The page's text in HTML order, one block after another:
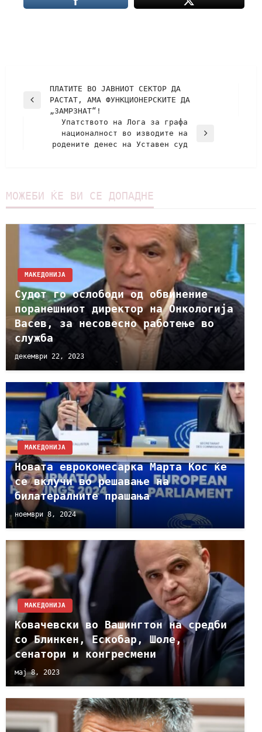
ПЛАТИТЕ ВО ЈАВНИОТ СЕКТОР ДА
РАСТАТ, АМА ФУНКЦИОНЕРСКИТЕ ДА
„ЗАМРЗНАТ“!
Упатството на Лога за графа
националност во изводите на
родените денес на Уставен суд
МОЖЕБИ ЌЕ ВИ СЕ ДОПАДНЕ
МАКЕДОНИЈА
Судот го ослободи од обвинение
поранешниот директор на Онкологија
Васев, за несовесно работење во
служба
декември 22, 2023
МАКЕДОНИЈА
Новата еврокомесарка Марта Кос ќе
се вклучи во решавање на
билатералните прашања
ноември 8, 2024
МАКЕДОНИЈА
Ковачевски во Вашингтон на средби
со Блинкен, Ескобар, Шоле,
сенатори и конгресмени
мај 8, 2023